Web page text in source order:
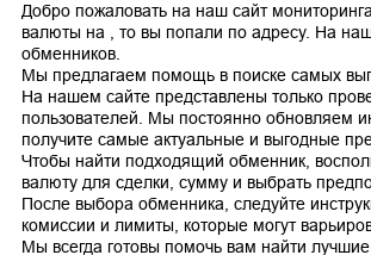
Добро пожаловать на наш сайт
валюты на , то вы попали по адресу. На
обменников.
Мы предлагаем помощь в поиске самых
На нашем сайте представлены только
пользователей. Мы постоянно обновляем
получите самые актуальные и выгодные
Чтобы найти подходящий обменник,
валюту для сделки, сумму и выбрать
После выбора обменника, следуйте
комиссии и лимиты, которые могут
Мы всегда готовы помочь вам найти